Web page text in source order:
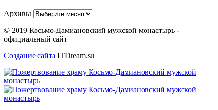
Архивы
© 2019 Косьмо-Дамиановский мужской монастырь -
официальный сайт
Создание сайта ITDream.su